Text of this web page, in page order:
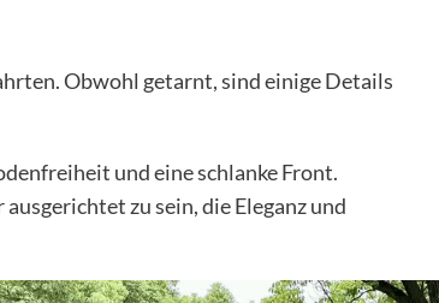
Obwohl getarnt, sind einige Details
und eine schlanke Front.
zu sein, die Eleganz und